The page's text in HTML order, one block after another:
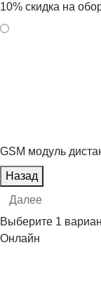
10% скидка на
GSM модуль
Назад
Далее
Выберите 1
Онлайн